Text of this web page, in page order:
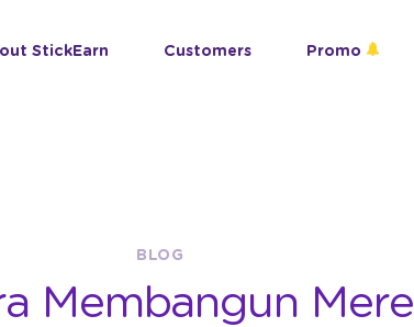
StickEarn Customers Promo
BLOG
Membangun